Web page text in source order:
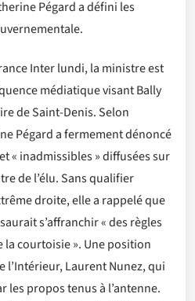
Pégard a défini les
Inter lundi, la ministre est
médiatique visant Bally
de Saint-Denis. Selon
Pégard a fermement dénoncé
« inadmissibles » diffusées sur
de l’élu. Sans qualifier
droite, elle a rappelé que
s’affranchir « des règles
courtoisie ». Une position
l’Intérieur, Laurent Nunez, qui
les propos tenus à l’antenne.